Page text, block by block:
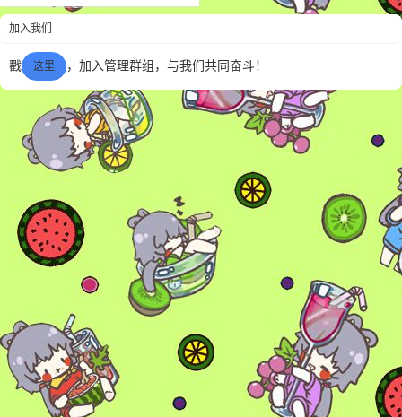
bilibili：点击传送 网易云音乐：...
加入我们
戳 这里 ，加入管理群组，与我们共同奋斗！
您没有权限发布内容，请购买会员或者提升权
限。
6位以上
忘记密码？ 找回 登录